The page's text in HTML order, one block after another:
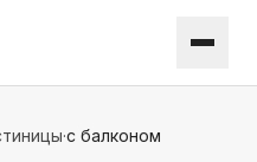
·с балконом